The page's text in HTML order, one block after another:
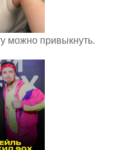
можно привыкнуть.